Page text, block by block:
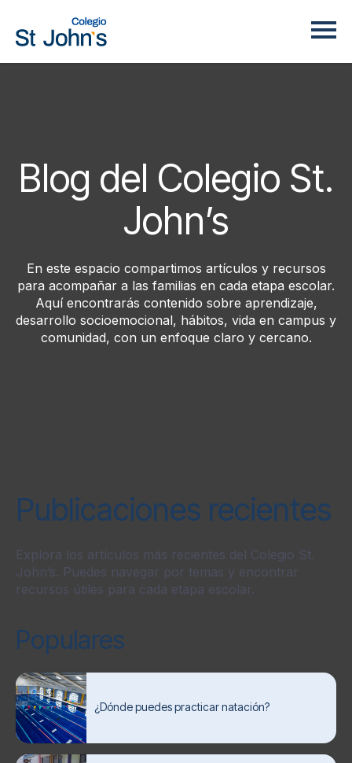
Blog del Colegio St.
John’s
En este espacio compartimos artículos y recursos
para acompañar a las familias en cada etapa escolar.
Aquí encontrarás contenido sobre aprendizaje,
desarrollo socioemocional, hábitos, vida en campus y
comunidad, con un enfoque claro y cercano.
Publicaciones recientes
Explora los artículos más recientes del Colegio St.
John’s. Puedes navegar por temas y encontrar
recursos útiles para cada etapa escolar.
Populares
¿Dónde puedes practicar natación?